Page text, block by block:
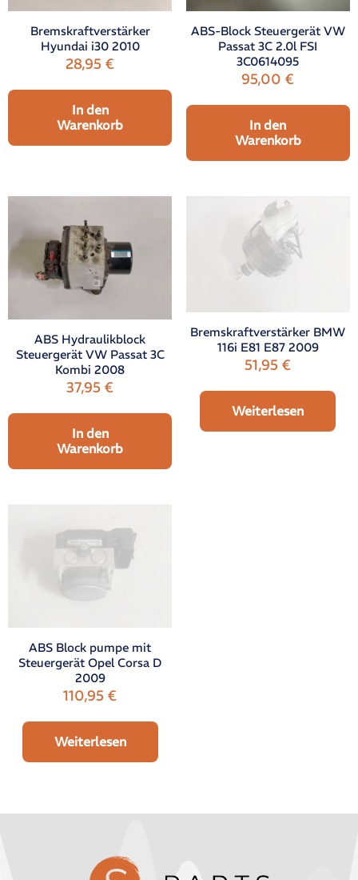
Bremskraftverstärker
Hyundai i30 2010
28,95€
In den
Warenkorb
ABS-Block Steuergerät VW
Passat 3C 2.0l FSI
3C0614095
95,00€
In den
Warenkorb
ABS Hydraulikblock
Steuergerät VW Passat 3C
Kombi 2008
37,95€
In den
Warenkorb
Bremskraftverstärker BMW
116i E81 E87 2009
51,95€
Weiterlesen
ABS Block pumpe mit
Steuergerät Opel Corsa D
2009
110,95€
Weiterlesen